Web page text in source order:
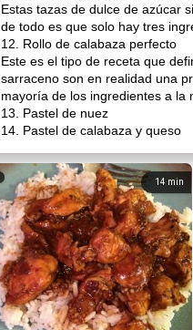
Estas tazas de dulce de azúcar
de todo es que solo hay tres
12. Rollo de calabaza perfecto
Este es el tipo de receta que
sarraceno son en realidad una
mayoría de los ingredientes a la
13. Pastel de nuez
14. Pastel de calabaza y queso
14 min